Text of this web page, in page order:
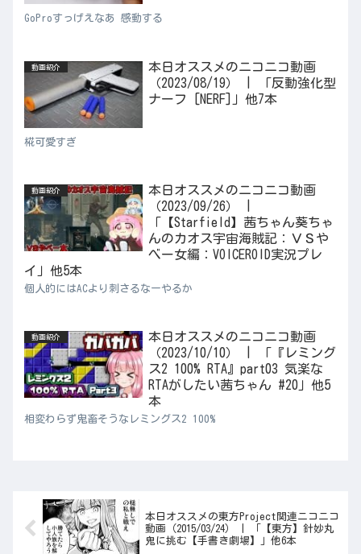
GoProすっげえなあ 感動する
動画紹介
本日オススメのニコニコ動画
（2023/08/19） | 「反動強化型
ナーフ [NERF]」他7本
椛可愛すぎ
動画紹介
本日オススメのニコニコ動画
（2023/09/26） |
「【Starfield】茜ちゃん葵ちゃ
んのカオス宇宙海賊記：ＶＳや
べー女編：VOICEROID実況プレ
イ」他5本
個人的にはACより刺さるなーやるか
動画紹介
本日オススメのニコニコ動画
（2023/10/10） | 「『レミング
ス2 100% RTA』part03 気楽な
RTAがしたい茜ちゃん #20」他5
本
相変わらず鬼畜そうなレミングス2 100%
本日オススメの東方Project関連ニコニコ
動画（2015/03/24） | 「【東方】針妙丸
鬼に挑む【手書き劇場】」他6本